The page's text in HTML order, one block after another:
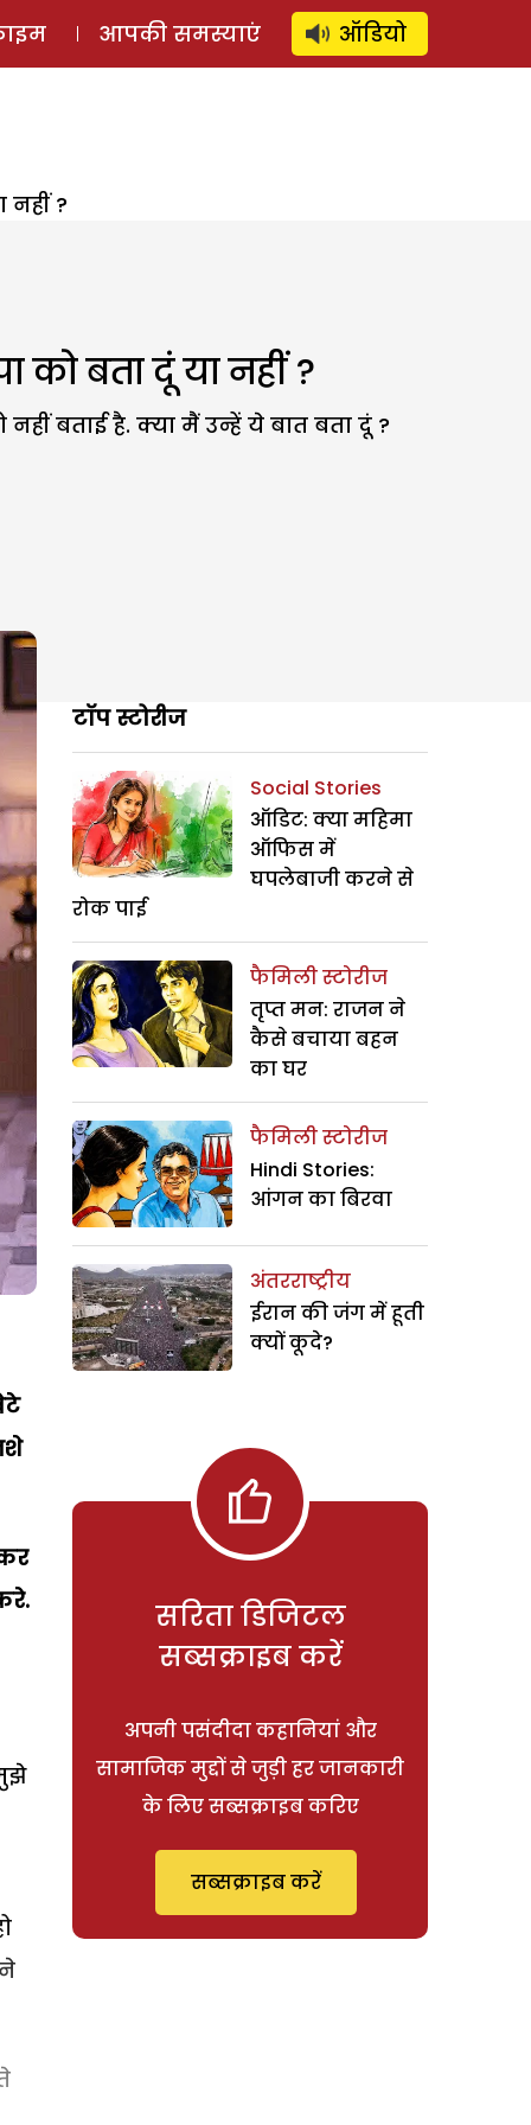
लॉग इन ⚲ SUBSCRIBE
आपकी समस्याएं ऑडियो
?
बता दूं या नहीं ?
बताई है. क्या मैं उन्हें ये बात बता दूं ?
टॉप स्टोरीज
Social Stories
ऑडिट: क्या महिमा
ऑफिस में
घपलेबाजी करने से
रोक पाई
फैमिली स्टोरीज
तृप्त मन: राजन ने
कैसे बचाया बहन
का घर
फैमिली स्टोरीज
Hindi Stories:
आंगन का बिरवा
अंतरराष्ट्रीय
ईरान की जंग में हूती
क्यों कूदे?
सरिता डिजिटल
सब्सक्राइब करें
अपनी पसंदीदा कहानियां और
सामाजिक मुद्दों से जुड़ी हर जानकारी
के लिए सब्सक्राइब करिए
सब्सक्राइब करें